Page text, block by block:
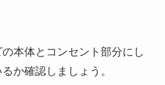
本体とコンセント部分にし
か確認しましょう。